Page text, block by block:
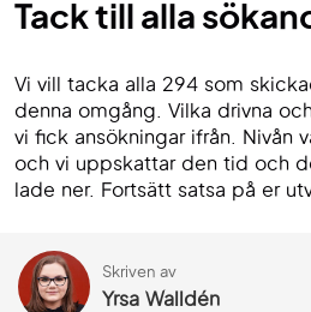
Tack till alla
Vi vill tacka alla 294 som
denna omgång. Vilka drivna
vi fick ansökningar ifrån. Nivån
och vi uppskattar den tid och
lade ner. Fortsätt satsa på er
Skriven av
Yrsa Walldén